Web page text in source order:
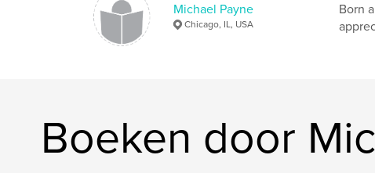
Michael Payne
Chicago, IL, USA
Born
Boeken door